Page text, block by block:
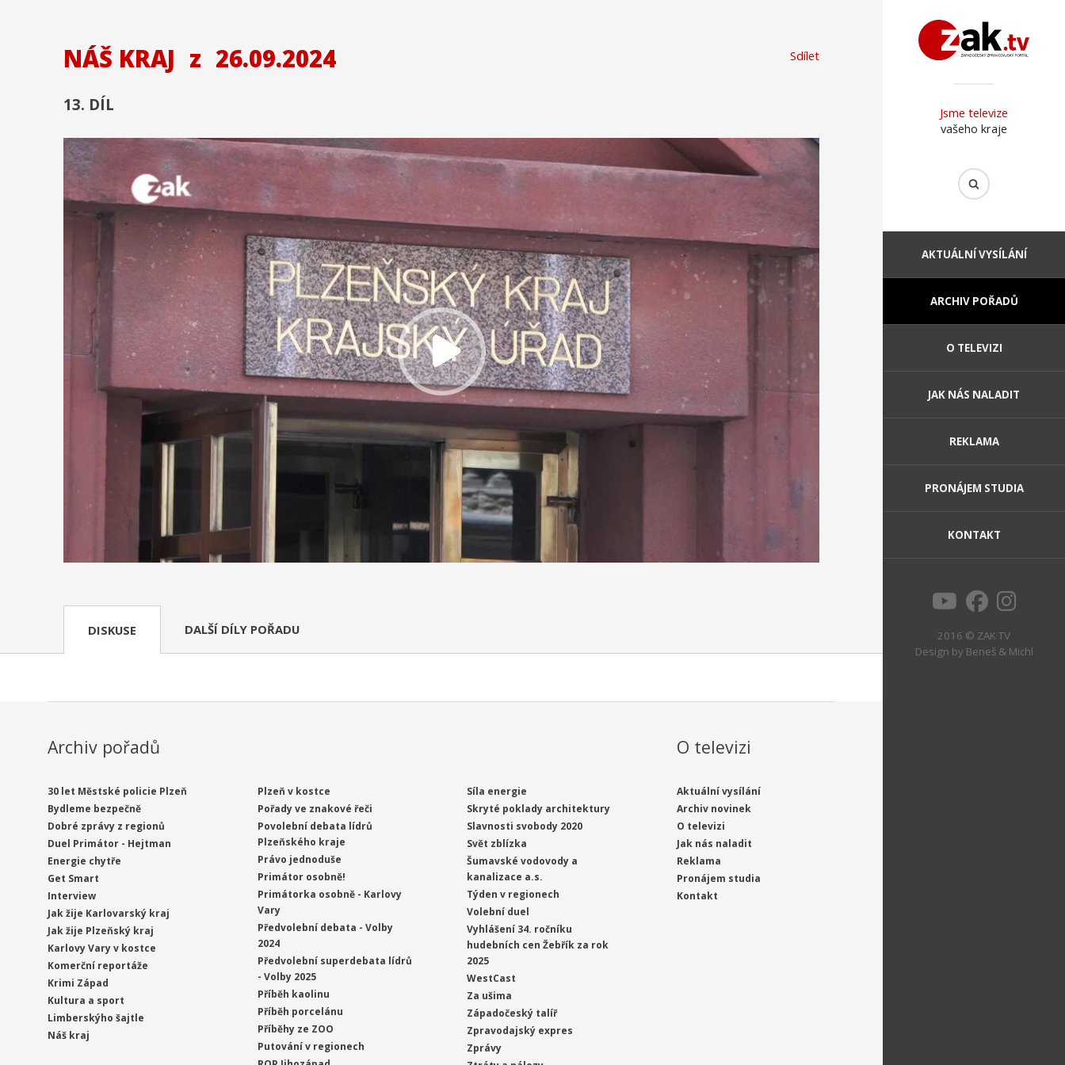
Jsme televize
vašeho kraje
AKTUÁLNÍ VYSÍLÁNÍ
ARCHIV POŘADŮ
O TELEVIZI
JAK NÁS NALADIT
REKLAMA
PRONÁJEM STUDIA
KONTAKT
2016 © ZAK TV
Design by Beneš & Michl
Sdílet
NÁŠ KRAJ z 26.09.2024
13. DÍL
DISKUSE DALŠÍ DÍLY POŘADU
Archiv pořadů
30 let Městské policie Plzeň
Bydleme bezpečně
Dobré zprávy z regionů
Duel Primátor - Hejtman
Energie chytře
Get Smart
Interview
Jak žije Karlovarský kraj
Jak žije Plzeňský kraj
Karlovy Vary v kostce
Komerční reportáže
Krimi Západ
Kultura a sport
Limberskýho šajtle
Náš kraj
Plzeň v kostce
Pořady ve znakové řeči
Povolební debata lídrů
Plzeňského kraje
Právo jednoduše
Primátor osobně!
Primátorka osobně - Karlovy
Vary
Předvolební debata - Volby
2024
Předvolební superdebata lídrů
- Volby 2025
Příběh kaolinu
Příběh porcelánu
Příběhy ze ZOO
Putování v regionech
Síla energie
Skryté poklady architektury
Slavnosti svobody 2020
Svět zblízka
Šumavské vodovody a
kanalizace a.s.
Týden v regionech
Volební duel
Vyhlášení 34. ročníku
hudebních cen Žebřík za rok
2025
WestCast
Za ušima
Západočeský talíř
Zpravodajský expres
Zprávy
O televizi
Aktuální vysílání
Archiv novinek
O televizi
Jak nás naladit
Reklama
Pronájem studia
Kontakt